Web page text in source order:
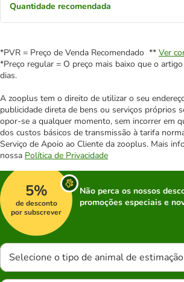
Quantidade recomendada
*PVR = Preço de Venda Recomendado ** Ver
*Preço regular = O preço mais baixo que o
dias.
A zooplus tem o direito de utilizar o seu
publicidade direta de bens ou serviços próprios
opor-se a qualquer momento, sem incorrer em
dos custos básicos de transmissão à tarifa
Serviço de Apoio ao Cliente da zooplus. Mais
nossa Política de Privacidade
5%
de desconto
por subscrever
Não perca os nossos
promoções especiais e
Selecione o tipo de animal de estimação